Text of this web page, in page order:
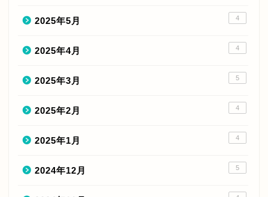
2025年5月 4
2025年4月 4
2025年3月 5
2025年2月 4
2025年1月 4
2024年12月 5